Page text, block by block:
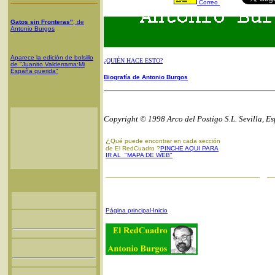
Gatos sin Fronteras" , de
Antonio Burgos
Aparece la edición de bolsillo
de "Juanito Valderrama:Mi
España querida"
Correo
¿QUIÉN HACE ESTO?
Biografía de Antonio Burgos
Copyright © 1998 Arco del Postigo S.L. Sevilla,
¿ Qué puede encontrar en cada sección
de El RedCuadro ?PINCHE AQUI PARA
IR AL "MAPA DE WEB"
Página principal-Inicio